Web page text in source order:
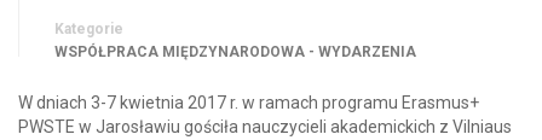
Kategorie
WSPÓŁPRACA MIĘDZYNARODOWA - WYDARZENIA
W dniach 3-7 kwietnia 2017 r. w ramach programu Erasmus+
PWSTE w Jarosławiu gościła nauczycieli akademickich z Vilniaus